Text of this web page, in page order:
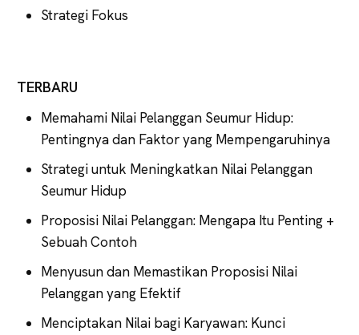
Strategi Fokus
TERBARU
Memahami Nilai Pelanggan Seumur Hidup:
Pentingnya dan Faktor yang Mempengaruhinya
Strategi untuk Meningkatkan Nilai Pelanggan
Seumur Hidup
Proposisi Nilai Pelanggan: Mengapa Itu Penting +
Sebuah Contoh
Menyusun dan Memastikan Proposisi Nilai
Pelanggan yang Efektif
Menciptakan Nilai bagi Karyawan: Kunci